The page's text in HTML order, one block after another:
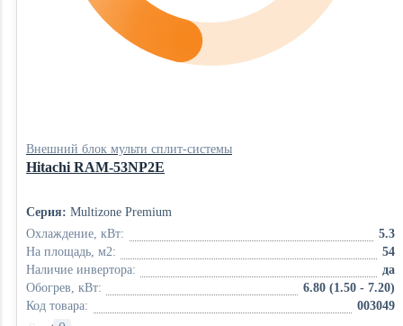
Внешний блок мульти сплит-системы
Hitachi RAM-53NP2E
Серия: Multizone Premium
Охлаждение, кВт:
5.3
На площадь, м2:
54
Наличие инвертора:
да
Обогрев, кВт:
6.80 (1.50 - 7.20)
Код товара:
003049